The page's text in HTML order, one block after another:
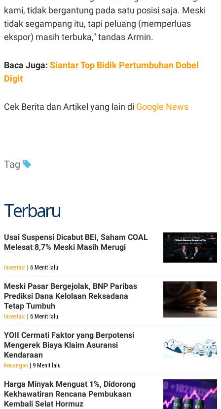
kami, tidak bergantung pada satu posisi saja. Meski
tidak segampang itu, tapi peluang (memperluas
ekspor) masih terbuka," tandas Armin.
Baca Juga: Siantar Top Bidik Pertumbuhan Dobel
Digit
Cek Berita dan Artikel yang lain di Google News
Tag
Terbaru
Usai Suspensi Dicabut BEI, Saham COAL
Melesat 8,7% Meski Masih Merugi
Investasi | 6 Menit lalu
Meski Pasar Bergejolak, BNP Paribas
Prediksi Dana Kelolaan Reksadana
Tetap Tumbuh
Investasi | 6 Menit lalu
YOII Cermati Faktor yang Berpotensi
Mengerek Biaya Klaim Asuransi
Kendaraan
Keuangan | 9 Menit lalu
Harga Minyak Menguat 1%, Didorong
Kekhawatiran Rencana Pembukaan
Kembali Selat Hormuz